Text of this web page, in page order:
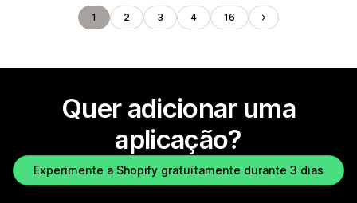
1 2 3 4 16
Quer adicionar uma
aplicação?
Experimente a Shopify gratuitamente durante 3 dias